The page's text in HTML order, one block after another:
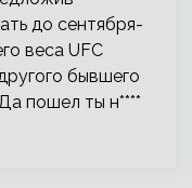
до сентября-
веса UFC
бывшего
пошел ты н****